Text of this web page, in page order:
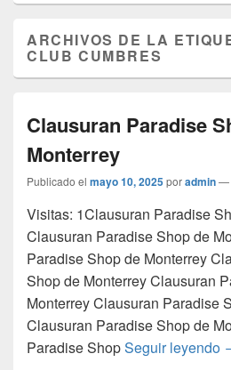
ARCHIVOS DE LA
CLUB CUMBRES
Clausuran Paradise
Monterrey
Publicado el mayo 10, 2025poradmin—
Visitas: 1Clausuran Paradise
Clausuran Paradise Shop de
Paradise Shop de Monterrey
Shop de Monterrey Clausuran
Monterrey Clausuran Paradise
Clausuran Paradise Shop de
Paradise ShopSeguir leyendo